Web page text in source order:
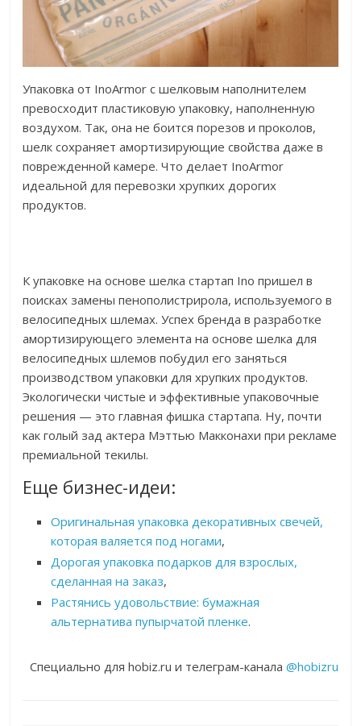
Упаковка от InoArmor с шелковым наполнителем
превосходит пластиковую упаковку, наполненную
воздухом. Так, она не боится порезов и проколов,
шелк сохраняет амортизирующие свойства даже в
поврежденной камере. Что делает InoArmor
идеальной для перевозки хрупких дорогих
продуктов.
К упаковке на основе шелка стартап Ino пришел в
поисках замены пенополистрирола, используемого в
велосипедных шлемах. Успех бренда в разработке
амортизирующего элемента на основе шелка для
велосипедных шлемов побудил его заняться
производством упаковки для хрупких продуктов.
Экологически чистые и эффективные упаковочные
решения — это главная фишка стартапа. Ну, почти
как голый зад актера Мэттью Макконахи при рекламе
премиальной текилы.
Еще бизнес-идеи:
Оригинальная упаковка декоративных свечей,
которая валяется под ногами,
Дорогая упаковка подарков для взрослых,
сделанная на заказ,
Растянись удовольствие: бумажная
альтернатива пупырчатой пленке.
Специально для hobiz.ru и телеграм-канала @hobizru